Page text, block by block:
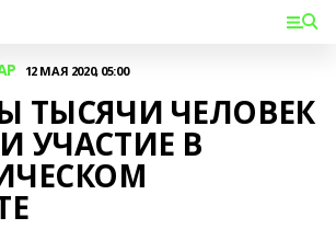
12 МАЯ 2020, 05:00
ТЫСЯЧИ ЧЕЛОВЕК
УЧАСТИЕ В